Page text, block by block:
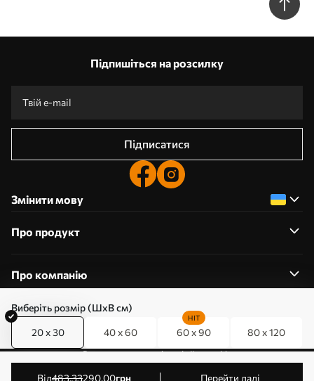
Виберіть розмір (ШхВ см)
20 x 30 40 x 60 60 x 90
HIT
80 x 120
від483.33290.00грн Перейти далі
Підпишіться на розсилку
Підписатися
Змінити мову
Про продукт
Про компанію
0800357223
Редагування дозволів на файли cookie
© 2011-2026 Art-holst. Усі права захищені. Власник: